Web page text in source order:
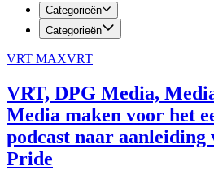
Categorieën
Categorieën
VRT MAXVRT
VRT, DPG Media,
Media maken voor het
podcast naar aanleiding
Pride